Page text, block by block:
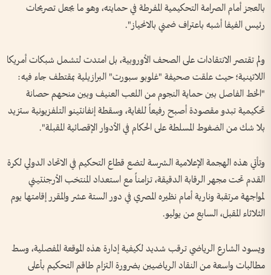
بالعجز أمام الصرامة التحكيمية المفرطة في حمايته، وهو ما يجعل تصريحات
رئيس الفيفا أشبه باعتراف ضمني بالانحياز".
ولم تقتصر الانتقادات على الصحف الأوروبية، بل امتدت لتشمل شبكات أمريكا
اللاتينية؛ حيث علقت صحيفة "غلوبو سبورت" البرازيلية بمقتطف جاء فيه:
"الخط الفاصل بين حماية النجوم من اللعب العنيف وبين منحهم حصانة
تحكيمية تبدو مقصودة أصبح رفيعاً للغاية، وسقطة إنفانتينو التلفزيونية ستزيد
بلا شك من الضغوط المسلطة على الحكام في الأدوار الإقصائية المقبلة".
وتأتي هذه الهجمة الإعلامية الشرسة لتضع قطاع التحكيم في الاتحاد الدولي لكرة
القدم تحت مجهر الرقابة الدقيقة، تزامناً مع استعداد المنتخب الأرجنتيني
لمواجهة مرتقبة ونارية أمام نظيره المصري في دور الستة عشر والمقرر إقامتها يوم
الثلاثاء المقبل، السابع من يوليو.
ويسود الشارع الرياضي ترقب شديد لكيفية إدارة هذه الموقعة المفصلية، وسط
مطالبات واسعة من النقاد الرياضيين بضرورة التزام طاقم التحكيم بأعلى